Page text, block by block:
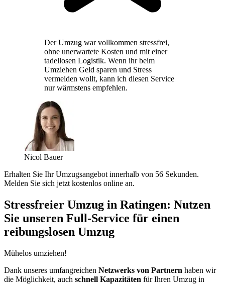
Der Umzug war vollkommen stressfrei,
ohne unerwartete Kosten und mit einer
tadellosen Logistik. Wenn ihr beim
Umziehen Geld sparen und Stress
vermeiden wollt, kann ich diesen Service
nur wärmstens empfehlen.
Nicol Bauer
Erhalten Sie Ihr Umzugsangebot innerhalb von 56 Sekunden.
Melden Sie sich jetzt kostenlos online an.
Stressfreier Umzug in Ratingen: Nutzen
Sie unseren Full-Service für einen
reibungslosen Umzug
Mühelos umziehen!
Dank unseres umfangreichen Netzwerks von Partnern haben wir
die Möglichkeit, auch schnell Kapazitäten für Ihren Umzug in